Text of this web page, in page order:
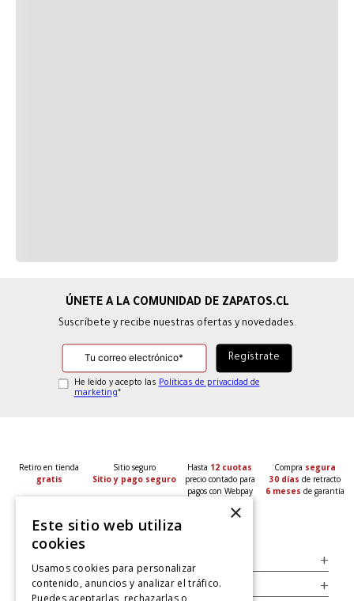
Suscríbete y recibe nuestras ofertas y novedades.
He leído y acepto las Políticas de privacidad de
marketing*
Retiro en tienda
gratis
Sitio seguro
Sitio y pago seguro
Hasta 12 cuotas
precio contado para
pagos con Webpay
Compra segura
30 días de retracto
6 meses de garantía
+
Legal +
×
Este sitio web utiliza
cookies
Usamos cookies para personalizar
contenido, anuncios y analizar el tráfico.
Puedes aceptarlas, rechazarlas o